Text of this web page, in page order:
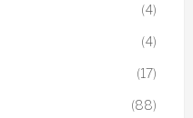
(4)
(4)
(17)
(88)